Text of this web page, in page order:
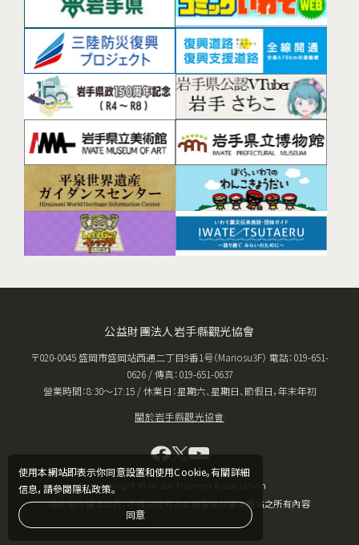
使用本網站即表示你同意設置和使用Cookie。有關詳細
信息，請參閱隱私政策。
同意
公益財團法人岩手縣觀光協會
〒020-0045 盛岡市盛岡站西通二丁目9番1号（Mariosu3F） 電話：019-651-
0626 / 傳真：019-651-0637
營業時間：8:30〜17:15 / 休業日：星期六、星期日、節假日，年末年初
關於岩手縣觀光協會
Copyright © Iwate Tourism Association
除非著作權法允許，不得以任何方式複製或抄襲本網站之所有內容